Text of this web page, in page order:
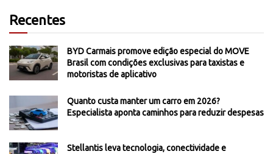
Recentes
BYD Carmais promove edição especial do MOVE
Brasil com condições exclusivas para taxistas e
motoristas de aplicativo
Quanto custa manter um carro em 2026?
Especialista aponta caminhos para reduzir despesas
Stellantis leva tecnologia, conectividade e